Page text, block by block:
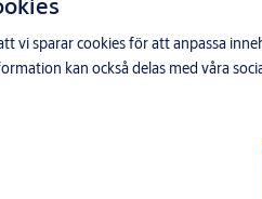
vi sparar cookies för att anpassa
kan också delas med våra